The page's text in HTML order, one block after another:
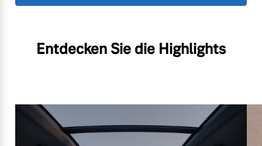
Entdecken Sie die Highlights